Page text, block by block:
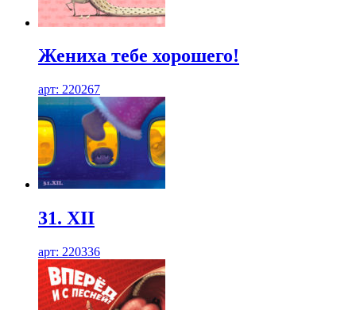
Жениха тебе хорошего!
арт: 220267
31. XII
арт: 220336